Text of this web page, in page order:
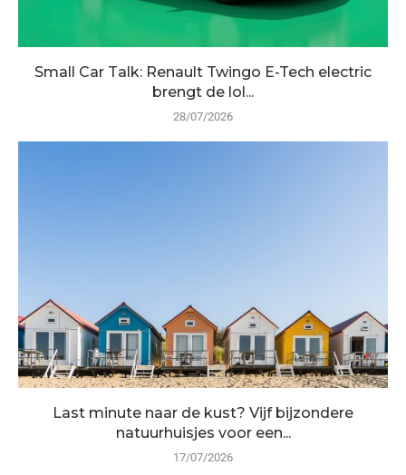
Small Car Talk: Renault Twingo E-Tech electric
brengt de lol...
28/07/2026
Last minute naar de kust? Vijf bijzondere
natuurhuisjes voor een...
17/07/2026